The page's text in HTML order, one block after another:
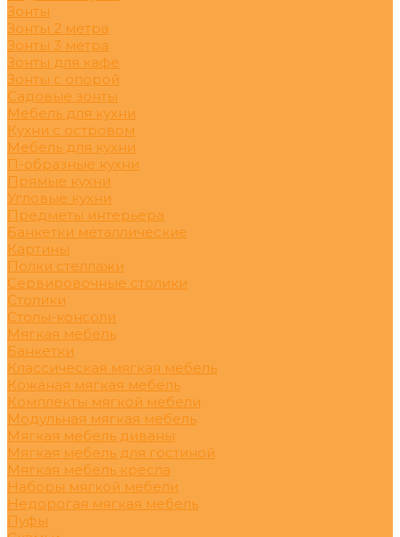
Зонты
Зонты 2 метра
Зонты 3 метра
Зонты для кафе
Зонты с опорой
Садовые зонты
Мебель для кухни
Кухни с островом
Мебель для кухни
П-образные кухни
Прямые кухни
Угловые кухни
Предметы интерьера
Банкетки металлические
Картины
Полки стеллажи
Сервировочные столики
Столики
Столы-консоли
Мягкая мебель
Банкетки
Классическая мягкая мебель
Кожаная мягкая мебель
Комплекты мягкой мебели
Модульная мягкая мебель
Мягкая мебель диваны
Мягкая мебель для гостиной
Мягкая мебель кресла
Наборы мягкой мебели
Недорогая мягкая мебель
Пуфы